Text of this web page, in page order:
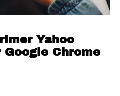
Yahoo
Google Chrome